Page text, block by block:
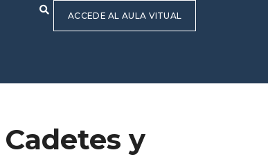
ACCEDE AL AULA VITUAL
y